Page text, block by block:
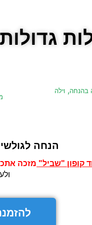
בהנחה, וילה
הנחה
קופון "שביל" מזכה אתכם